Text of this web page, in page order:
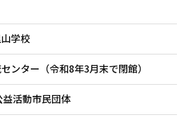
学校
ンター（令和8年3月末で閉館）
活動市民団体